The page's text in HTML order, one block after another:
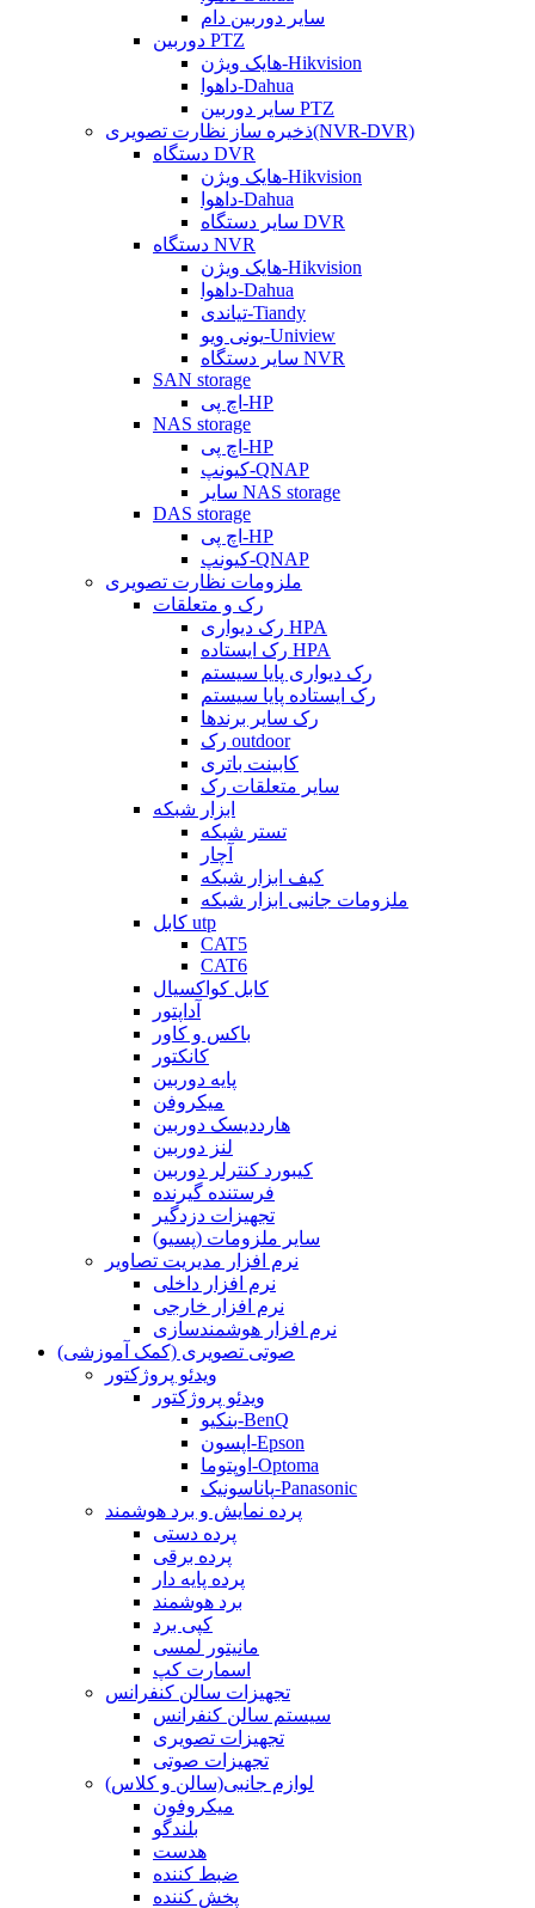
سایر دوربین دام
دوربین PTZ
هایک ویژن-Hikvision
داهوا-Dahua
سایر دوربین PTZ
ذخیره ساز نظارت تصویری(NVR-DVR)
دستگاه DVR
هایک ویژن-Hikvision
داهوا-Dahua
سایر دستگاه DVR
دستگاه NVR
هایک ویژن-Hikvision
داهوا-Dahua
تیاندی-Tiandy
یونی ویو-Uniview
سایر دستگاه NVR
SAN storage
اچ پی-HP
NAS storage
اچ پی-HP
کیونپ-QNAP
سایر NAS storage
DAS storage
اچ پی-HP
کیونپ-QNAP
ملزومات نظارت تصویری
رک و متعلقات
رک دیواری HPA
رک ایستاده HPA
رک دیواری پایا سیستم
رک ایستاده پایا سیستم
رک سایر برندها
رک outdoor
کابینت باتری
سایر متعلقات رک
ابزار شبکه
تستر شبکه
آچار
کیف ابزار شبکه
ملزومات جانبی ابزار شبکه
کابل utp
CAT5
CAT6
کابل کواکسیال
آداپتور
باکس و کاور
کانکتور
پایه دوربین
میکروفن
هارددیسک دوربین
لنز دوربین
کیبورد کنترلر دوربین
فرستنده گیرنده
تجهیزات دزدگیر
سایر ملزومات (پسیو)
نرم افزار مدیریت تصاویر
نرم افزار داخلی
نرم افزار خارجی
نرم افزار هوشمندسازی
صوتی تصویری (کمک آموزشی)
ویدئو پروژکتور
ویدئو پروژکتور
بنکیو-BenQ
اپسون-Epson
اوپتوما-Optoma
پاناسونیک-Panasonic
پرده نمایش و برد هوشمند
پرده دستی
پرده برقی
پرده پایه دار
برد هوشمند
کپی برد
مانیتور لمسی
اسمارت کپ
تجهیزات سالن کنفرانس
سیستم سالن کنفرانس
تجهیزات تصویری
تجهیزات صوتی
لوازم جانبی(سالن و کلاس)
میکروفون
بلندگو
هدست
ضبط کننده
پخش کننده